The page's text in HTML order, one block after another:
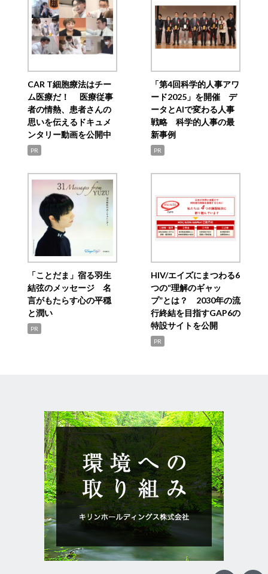
CAR T細胞療法はチー
ム医療だ！ 医療従事
者の情熱、患者さんの
思いを伝えるドキュメ
ンタリー動画を公開中
PR
「第4回科学的人事アワ
ード2025」を開催 デ
ータとAIで変わる人事
戦略 科学的人事の最
新事例
PR
「ことだま」宿る羽生
結弦のメッセージ 名
言がもたらす心の平穏
と潤い
PR
HIV/エイズにまつわる6
つの“理解のギャッ
プ”とは？ 2030年の流
行終結を目指すGAP6の
特設サイトを公開
PR